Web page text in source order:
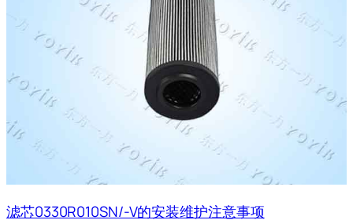
滤芯0330R010SN/-V的安装维护注意事项